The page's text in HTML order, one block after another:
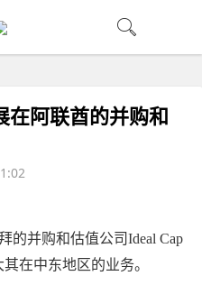
阿联酋的并购和
的并购和估值公司Ideal Cap
在中东地区的业务。